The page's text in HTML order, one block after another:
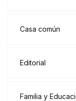
Casa común
Editorial
Familia y